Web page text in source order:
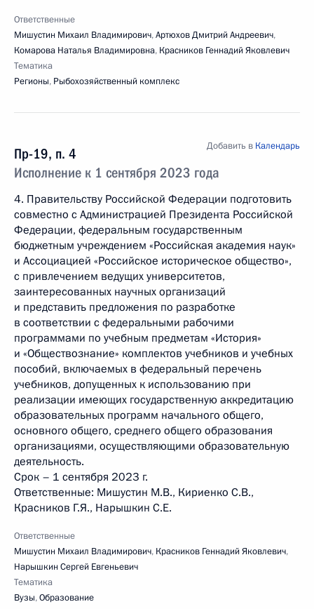
Ответственные
Мишустин Михаил Владимирович,Артюхов Дмитрий Андреевич,
Комарова Наталья Владимировна, Красников Геннадий Яковлевич
Тематика
Регионы, Рыбохозяйственный комплекс
Пр-19, п. 4
Исполнение к 1 сентября 2023 года
Добавить в Календарь
4. Правительству Российской Федерации подготовить
совместно с Администрацией Президента Российской
Федерации, федеральным государственным
бюджетным учреждением «Российская академия наук»
и Ассоциацией «Российское историческое общество»,
с привлечением ведущих университетов,
заинтересованных научных организаций
и представить предложения по разработке
в соответствии с федеральными рабочими
программами по учебным предметам «История»
и «Обществознание» комплектов учебников и учебных
пособий, включаемых в федеральный перечень
учебников, допущенных к использованию при
реализации имеющих государственную аккредитацию
образовательных программ начального общего,
основного общего, среднего общего образования
организациями, осуществляющими образовательную
деятельность.
Срок – 1 сентября 2023 г.
Ответственные: Мишустин М.В., Кириенко С.В.,
Красников Г.Я., Нарышкин С.Е.
Ответственные
Мишустин Михаил Владимирович, Красников Геннадий Яковлевич,
Нарышкин Сергей Евгеньевич
Тематика
Вузы,Образование